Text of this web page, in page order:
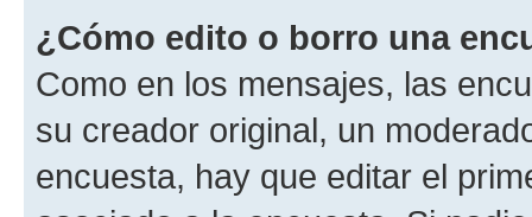
¿Cómo edito o borro una
Como en los mensajes, las
su creador original, un
encuesta, hay que editar el